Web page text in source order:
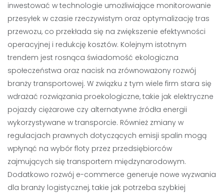
inwestować w technologie umożliwiające monitorowanie
przesyłek w czasie rzeczywistym oraz optymalizację tras
przewozu, co przekłada się na zwiększenie efektywności
operacyjnej i redukcję kosztów. Kolejnym istotnym
trendem jest rosnąca świadomość ekologiczna
społeczeństwa oraz nacisk na zrównoważony rozwój
branży transportowej. W związku z tym wiele firm stara się
wdrażać rozwiązania proekologiczne, takie jak elektryczne
pojazdy ciężarowe czy alternatywne źródła energii
wykorzystywane w transporcie. Również zmiany w
regulacjach prawnych dotyczących emisji spalin mogą
wpłynąć na wybór floty przez przedsiębiorców
zajmujących się transportem międzynarodowym.
Dodatkowo rozwój e-commerce generuje nowe wyzwania
dla branży logistycznej, takie jak potrzeba szybkiej